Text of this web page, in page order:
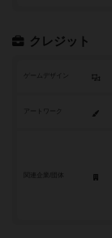
クレジット
ゲームデザイン
アートワーク